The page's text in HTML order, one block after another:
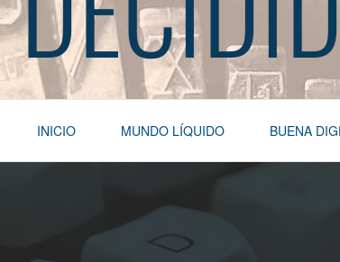
INICIO MUNDO LÍQUIDO BUENA